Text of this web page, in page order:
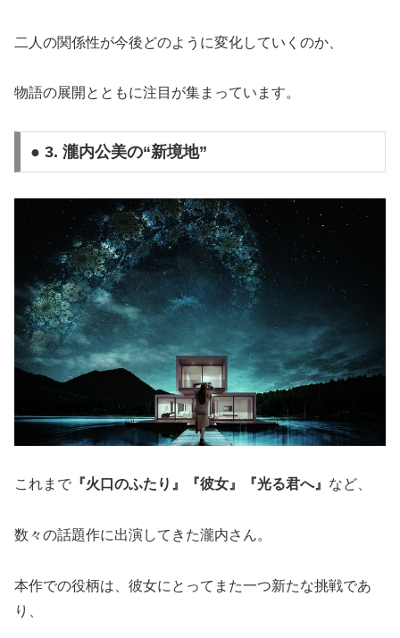
二人の関係性が今後どのように変化していくのか、
物語の展開とともに注目が集まっています。
● 3. 瀧内公美の“新境地”
これまで 『火口のふたり』『彼女』『光る君へ』 など、
数々の話題作に出演してきた瀧内さん。
本作での役柄は、彼女にとってまた一つ新たな挑戦であ
り、